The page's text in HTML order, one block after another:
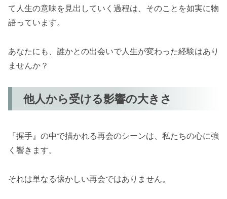
て人生の意味を見出していく過程は、そのことを如実に物
語っています。
あなたにも、誰かとの出会いで人生が変わった経験はあり
ませんか？
他人から受ける影響の大きさ
『握手』の中で描かれる再会のシーンは、私たちの心に強
く響きます。
それは単なる懐かしい再会ではありません。